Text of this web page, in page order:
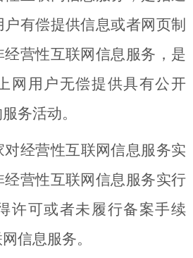
有偿提供信息或者网页制
营性互联网信息服务，是
网用户无偿提供具有公开
务活动。
经营性互联网信息服务实
营性互联网信息服务实行
许可或者未履行备案手续
信息服务。